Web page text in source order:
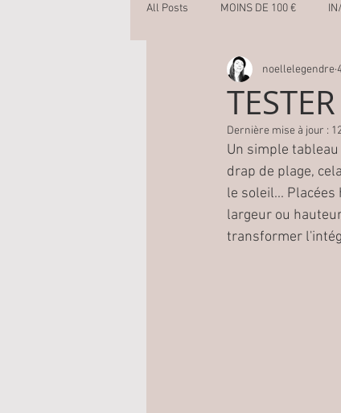
All Posts MOINS DE 100 €
OSER LA COULEURnoellelegendre
Dernière mise à jour :
Un simple
drap de plage,
le soleil...
largeur ou
transformer